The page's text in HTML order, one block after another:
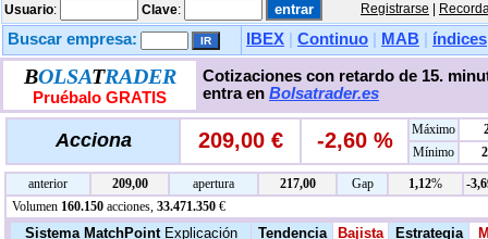
Usuario: Clave: Registrarse
Buscar empresa: IBEX Continuo MAB índices
BOLSATRADER
Pruébalo GRATIS
Cotizaciones con retardo de 15.
entra en Bolsatrader.es
Acciona 209,00 € -2,60 % Máximo
Mínimo
anterior 209,00 apertura 217,00 Gap 1,12%
-
Volumen 160.150 acciones, 33.471.350 €